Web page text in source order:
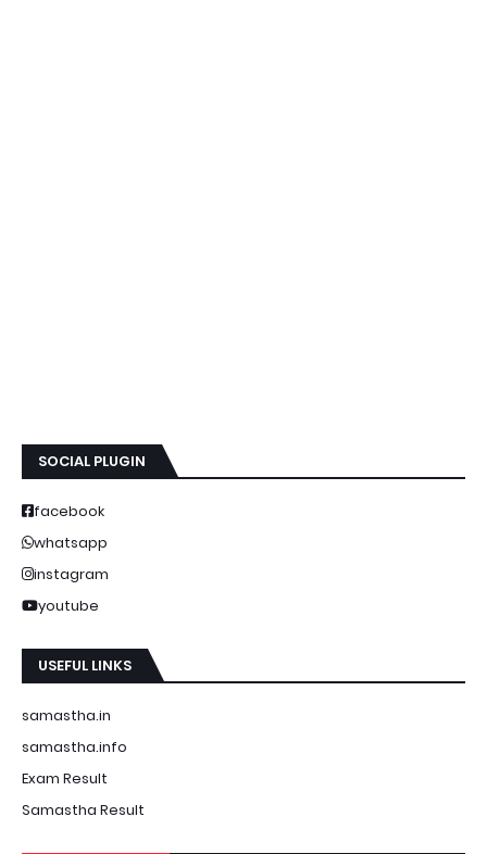
SOCIAL PLUGIN
facebook
whatsapp
instagram
youtube
USEFUL LINKS
samastha.in
samastha.info
Exam Result
Samastha Result